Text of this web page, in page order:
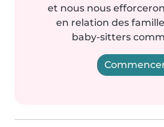
et nous nous
en relation des
baby-sitters